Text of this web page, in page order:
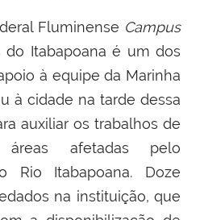
Fluminense Campus
do Itabapoana é um dos
à equipe da Marinha
à cidade na tarde dessa
auxiliar os trabalhos de
áreas afetadas pelo
Rio Itabapoana. Doze
na instituição, que